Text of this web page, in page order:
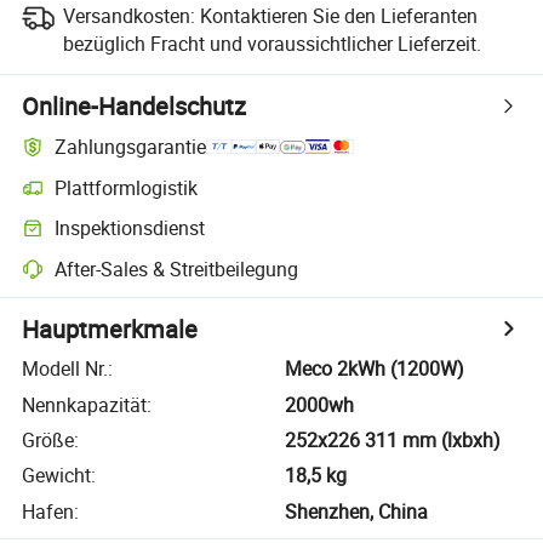
Versandkosten: Kontaktieren Sie den Lieferanten
bezüglich Fracht und voraussichtlicher Lieferzeit.
Online-Handelschutz
Zahlungsgarantie
Plattformlogistik
Inspektionsdienst
After-Sales & Streitbeilegung
Hauptmerkmale
Modell Nr.:
Meco 2kWh (1200W)
Nennkapazität:
2000wh
Größe:
252x226 311 mm (lxbxh)
Gewicht:
18,5 kg
Hafen: Shenzhen, China